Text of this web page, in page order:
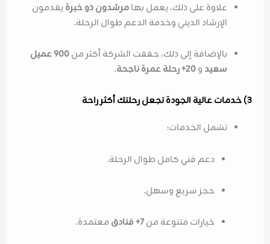
علاوة على ذلك، يعمل بهامرشدون ذو خبرة يقدمون
الإرشاد الديني وخدمة الدعم طوال الرحلة.
بالإضافة إلى ذلك، حققت الشركة أكثر من
900 عميل
سعيد و20+ رحلة عمرة ناجحة .
3) خدمات عالية الجودة تجعل رحلتك أكثر راحة
تشمل الخدمات:
دعم فني كامل طوال الرحلة.
حجز سريع وسهل.
خيارات متنوعة من7+ فنادق معتمدة.